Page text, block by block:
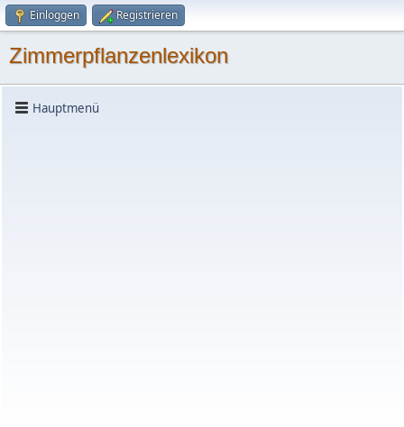
Einloggen Registrieren
Zimmerpflanzenlexikon
Hauptmenü